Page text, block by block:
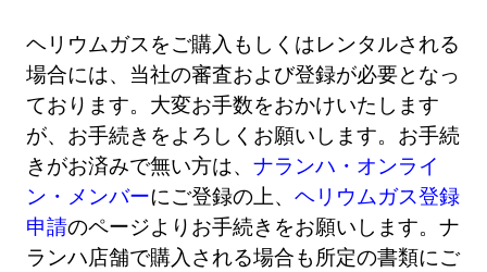
ヘリウムガスをご購入もしくはレンタルされる
場合には、当社の審査および登録が必要となっ
ております。大変お手数をおかけいたします
が、お手続きをよろしくお願いします。お手続
きがお済みで無い方は、ナランハ・オンライ
ン・メンバーにご登録の上、ヘリウムガス登録
申請のページよりお手続きをお願いします。ナ
ランハ店舗で購入される場合も所定の書類にご